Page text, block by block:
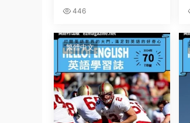
446
繁體中文